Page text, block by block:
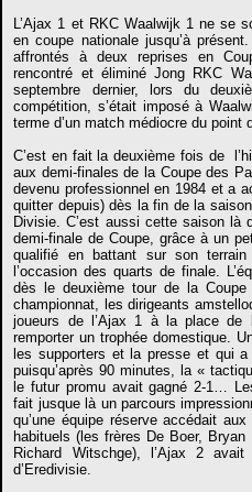
L’Ajax 1 et RKC Waalwijk 1 ne se
en coupe nationale jusqu’à
affrontés à deux reprises en
rencontré et éliminé Jong RKC
septembre dernier, lors du
compétition, s’était imposé à
terme d’un match médiocre du point
C’est en fait la deuxième fois de
aux demi-finales de la Coupe des
devenu professionnel en 1984 et a
quitter depuis) dès la fin de la
Divisie. C’est aussi cette saison là
demi-finale de Coupe, grâce à un
qualifié en battant sur son
l’occasion des quarts de finale.
dès le deuxième tour de la
championnat, les dirigeants
joueurs de l’Ajax 1 à la place de
remporter un trophée domestique.
les supporters et la presse et qui
puisqu’après 90 minutes, la «
le futur promu avait gagné 2-1…
fait jusque là un parcours
qu’une équipe réserve accédait
habituels (les frères De Boer,
Richard Witschge), l’Ajax 2
d’Eredivisie.